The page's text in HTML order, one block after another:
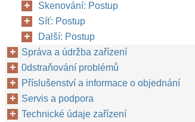
Skenování: Postup
Síť: Postup
Další: Postup
Správa a údržba zařízení
0dstraňování problémů
Příslušenství a informace o objednání
Servis a podpora
Technické údaje zařízení